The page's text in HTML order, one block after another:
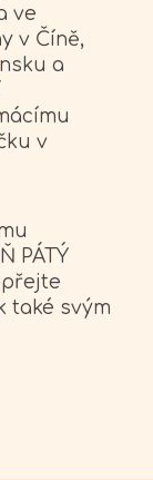
ve
v Číně,
a
v
PÁTÝ
také svým